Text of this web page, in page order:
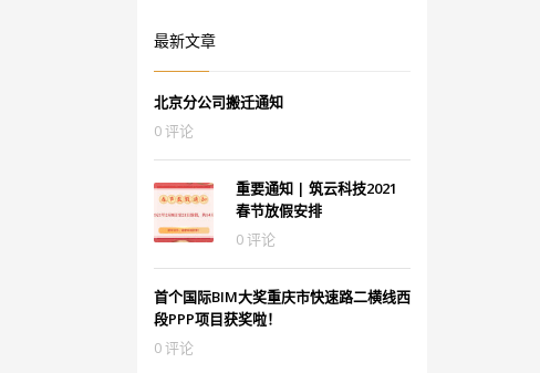
最新文章
北京分公司搬迁通知
0 评论
重要通知 | 筑云科技2021
春节放假安排
0 评论
首个国际BIM大奖重庆市快速路二横线西
段PPP项目获奖啦！
0 评论